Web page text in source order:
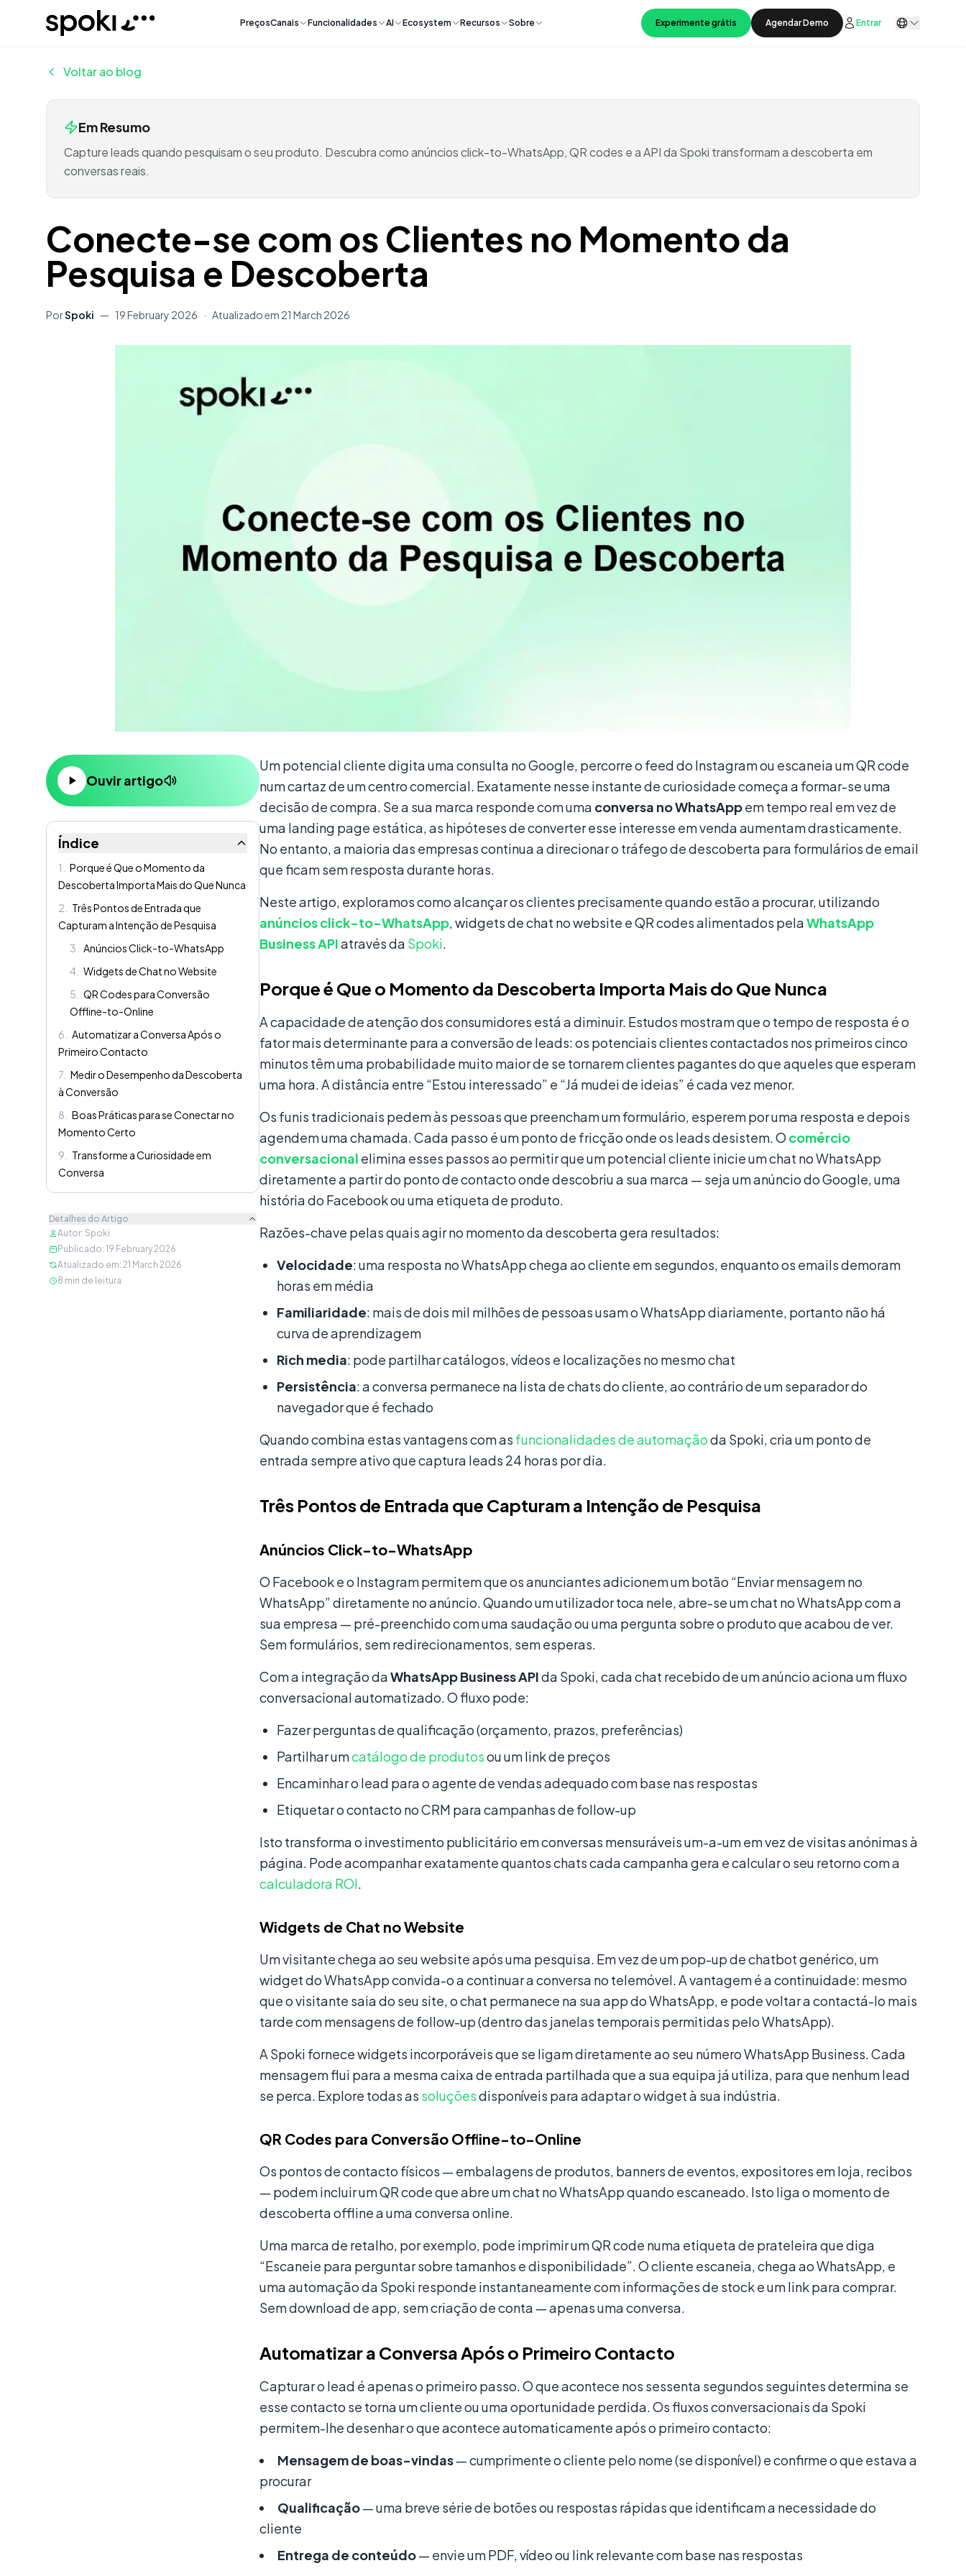
Spoki PreçosCanais Funcionalidades AI Ecosystem Recursos Sobre Experimente grátis Agendar Demo Entrar
Voltar ao blog
Em Resumo
Capture leads quando pesquisam o seu produto. Descubra como anúncios click-to-WhatsApp, QR codes e a API da Spoki transformam a descoberta em
conversas reais.
Conecte-se com os Clientes no Momento da
Pesquisa e Descoberta
PorSpoki — 19 February 2026 · Atualizado em 21 March 2026
Ouvir artigo
Índice
1
Porque é Que o Momento da
Descoberta Importa Mais do Que Nunca
2
Três Pontos de Entrada que
Capturam a Intenção de Pesquisa
3
Anúncios Click-to-WhatsApp
4
Widgets de Chat no Website
5
QR Codes para Conversão
Offline-to-Online
6
Automatizar a Conversa Após o
Primeiro Contacto
7 Medir o Desempenho da Descoberta
à Conversão
8
Boas Práticas para se Conectar no
Momento Certo
9
Transforme a Curiosidade em
Conversa
Detalhes do Artigo
Autor: Spoki
Publicado: 19 February 2026
Atualizado em: 21 March 2026
8 min de leitura
Conteúdo
Um potencial cliente digita uma consulta no Google, percorre o feed do Instagram ou escaneia um QR code
num cartaz de um centro comercial. Exatamente nesse instante de curiosidade começa a formar-se uma
decisão de compra. Se a sua marca responde com uma conversa no WhatsAppem tempo real em vez de
uma landing page estática, as hipóteses de converter esse interesse em venda aumentam drasticamente.
No entanto, a maioria das empresas continua a direcionar o tráfego de descoberta para formulários de email
que ficam sem resposta durante horas.
Neste artigo, exploramos como alcançar os clientes precisamente quando estão a procurar, utilizando
anúncios click-to-WhatsApp , widgets de chat no website e QR codes alimentados pelaWhatsApp
Business APIatravés da Spoki
Porque é Que o Momento da Descoberta Importa Mais do Que Nunca
A capacidade de atenção dos consumidores está a diminuir. Estudos mostram que o tempo de resposta é o
fator mais determinante para a conversão de leads: os potenciais clientes contactados nos primeiros cinco
minutos têm uma probabilidade muito maior de se tornarem clientes pagantes do que aqueles que esperam
uma hora. A distância entre “Estou interessado” e “Já mudei de ideias” é cada vez menor.
Os funis tradicionais pedem às pessoas que preencham um formulário, esperem por uma resposta e depois
agendem uma chamada. Cada passo é um ponto de fricção onde os leads desistem. O comércio
conversacional elimina esses passos ao permitir que um potencial cliente inicie um chat no WhatsApp
diretamente a partir do ponto de contacto onde descobriu a sua marca — seja um anúncio do Google, uma
história do Facebook ou uma etiqueta de produto.
Razões-chave pelas quais agir no momento da descoberta gera resultados:
Velocidade: uma resposta no WhatsApp chega ao cliente em segundos, enquanto os emails demoram
horas em média
Familiaridade: mais de dois mil milhões de pessoas usam o WhatsApp diariamente, portanto não há
curva de aprendizagem
Rich media: pode partilhar catálogos, vídeos e localizações no mesmo chat
Persistência: a conversa permanece na lista de chats do cliente, ao contrário de um separador do
navegador que é fechado
Quando combina estas vantagens com as funcionalidades de automaçãoda Spoki, cria um ponto de
entrada sempre ativo que captura leads 24 horas por dia.
Três Pontos de Entrada que Capturam a Intenção de Pesquisa
Anúncios Click-to-WhatsApp
O Facebook e o Instagram permitem que os anunciantes adicionem um botão “Enviar mensagem no
WhatsApp” diretamente no anúncio. Quando um utilizador toca nele, abre-se um chat no WhatsApp com a
sua empresa — pré-preenchido com uma saudação ou uma pergunta sobre o produto que acabou de ver.
Sem formulários, sem redirecionamentos, sem esperas.
Com a integração daWhatsApp Business APIda Spoki, cada chat recebido de um anúncio aciona um fluxo
conversacional automatizado. O fluxo pode:
Fazer perguntas de qualificação (orçamento, prazos, preferências)
Partilhar umcatálogo de produtosou um link de preços
Encaminhar o lead para o agente de vendas adequado com base nas respostas
Etiquetar o contacto no CRM para campanhas de follow-up
Isto transforma o investimento publicitário em conversas mensuráveis um-a-um em vez de visitas anónimas à
página. Pode acompanhar exatamente quantos chats cada campanha gera e calcular o seu retorno com a
calculadora ROI
Widgets de Chat no Website
Um visitante chega ao seu website após uma pesquisa. Em vez de um pop-up de chatbot genérico, um
widget do WhatsApp convida-o a continuar a conversa no telemóvel. A vantagem é a continuidade: mesmo
que o visitante saia do seu site, o chat permanece na sua app do WhatsApp, e pode voltar a contactá-lo mais
tarde com mensagens de follow-up (dentro das janelas temporais permitidas pelo WhatsApp).
A Spoki fornece widgets incorporáveis que se ligam diretamente ao seu número WhatsApp Business. Cada
mensagem flui para a mesma caixa de entrada partilhada que a sua equipa já utiliza, para que nenhum lead
se perca. Explore todas as soluçõesdisponíveis para adaptar o widget à sua indústria.
QR Codes para Conversão Offline-to-Online
Os pontos de contacto físicos — embalagens de produtos, banners de eventos, expositores em loja, recibos
— podem incluir um QR code que abre um chat no WhatsApp quando escaneado. Isto liga o momento de
descoberta offline a uma conversa online.
Uma marca de retalho, por exemplo, pode imprimir um QR code numa etiqueta de prateleira que diga
“Escaneie para perguntar sobre tamanhos e disponibilidade”. O cliente escaneia, chega ao WhatsApp, e
uma automação da Spoki responde instantaneamente com informações de stock e um link para comprar.
Sem download de app, sem criação de conta — apenas uma conversa.
Automatizar a Conversa Após o Primeiro Contacto
Capturar o lead é apenas o primeiro passo. O que acontece nos sessenta segundos seguintes determina se
esse contacto se torna um cliente ou uma oportunidade perdida. Os fluxos conversacionais da Spoki
permitem-lhe desenhar o que acontece automaticamente após o primeiro contacto:
Mensagem de boas-vindas— cumprimente o cliente pelo nome (se disponível) e confirme o que estava a
procurar
Qualificação— uma breve série de botões ou respostas rápidas que identificam a necessidade do
cliente
Entrega de conteúdo— envie um PDF, vídeo ou link relevante com base nas respostas